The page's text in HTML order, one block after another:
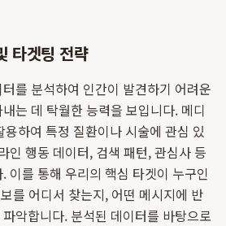
타겟팅 전략
를 분석하여 인간이 발견하기 어려운
는 데 탁월한 능력을 보입니다. 메디
하여 특정 질환이나 시술에 관심 있
인 행동 데이터, 검색 패턴, 관심사 등
이를 통해 우리의 핵심 타겟이 누구인
를 어디서 찾는지, 어떤 메시지에 반
악합니다. 분석된 데이터를 바탕으로